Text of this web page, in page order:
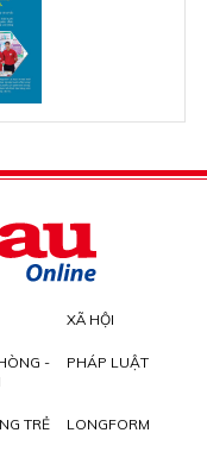
XÃ HỘI
-
PHÁP LUẬT
TRẺ LONGFORM